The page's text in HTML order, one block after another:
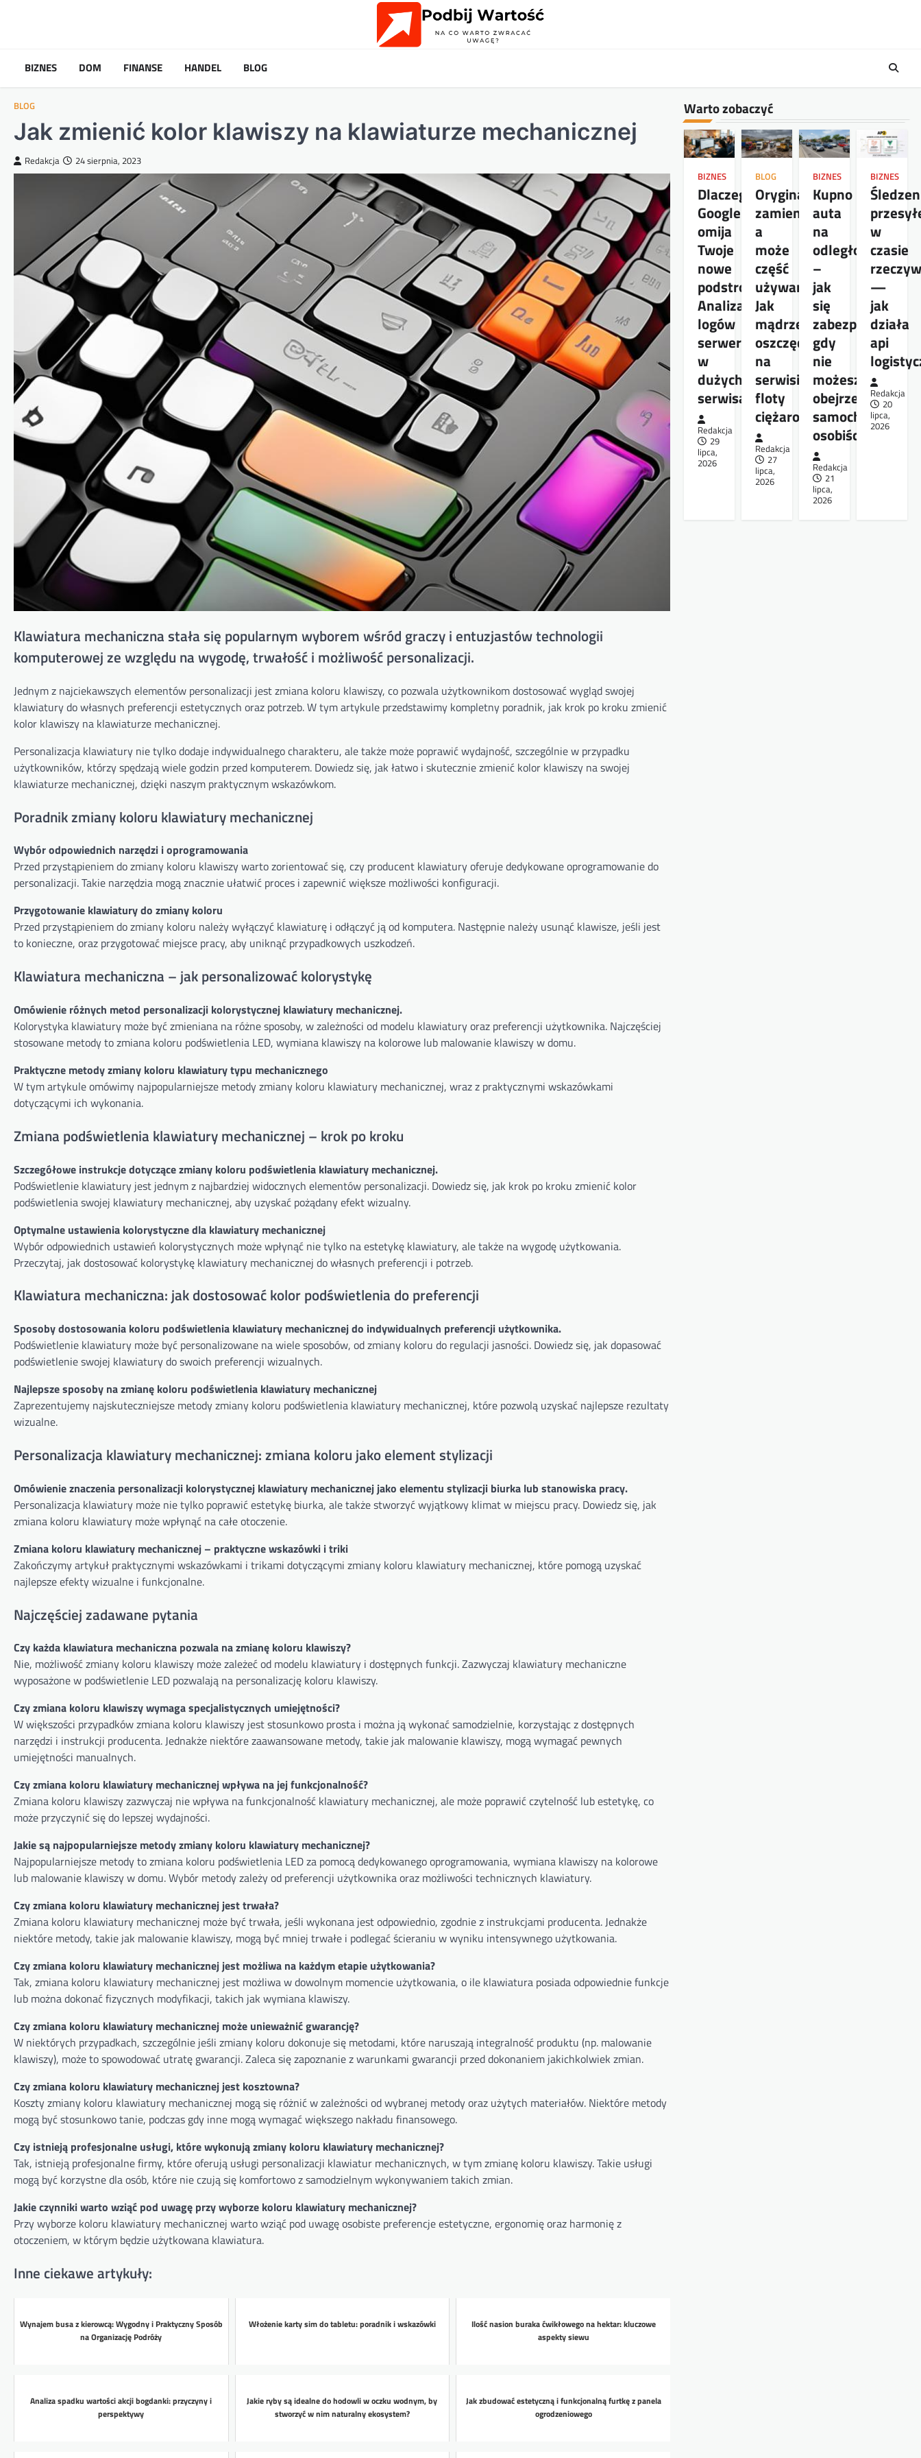
BIZNES DOM FINANSE HANDEL BLOG
BLOG
Jak zmienić kolor klawiszy na klawiaturze mechanicznej
Redakcja 24 sierpnia, 2023
Klawiatura mechaniczna stała się popularnym wyborem wśród graczy i entuzjastów technologii
komputerowej ze względu na wygodę, trwałość i możliwość personalizacji.
Jednym z najciekawszych elementów personalizacji jest zmiana koloru klawiszy, co pozwala użytkownikom dostosować wygląd swojej
klawiatury do własnych preferencji estetycznych oraz potrzeb. W tym artykule przedstawimy kompletny poradnik, jak krok po kroku zmienić
kolor klawiszy na klawiaturze mechanicznej.
Personalizacja klawiatury nie tylko dodaje indywidualnego charakteru, ale także może poprawić wydajność, szczególnie w przypadku
użytkowników, którzy spędzają wiele godzin przed komputerem. Dowiedz się, jak łatwo i skutecznie zmienić kolor klawiszy na swojej
klawiaturze mechanicznej, dzięki naszym praktycznym wskazówkom.
Poradnik zmiany koloru klawiatury mechanicznej
Wybór odpowiednich narzędzi i oprogramowania
Przed przystąpieniem do zmiany koloru klawiszy warto zorientować się, czy producent klawiatury oferuje dedykowane oprogramowanie do
personalizacji. Takie narzędzia mogą znacznie ułatwić proces i zapewnić większe możliwości konfiguracji.
Przygotowanie klawiatury do zmiany koloru
Przed przystąpieniem do zmiany koloru należy wyłączyć klawiaturę i odłączyć ją od komputera. Następnie należy usunąć klawisze, jeśli jest
to konieczne, oraz przygotować miejsce pracy, aby uniknąć przypadkowych uszkodzeń.
Klawiatura mechaniczna – jak personalizować kolorystykę
Omówienie różnych metod personalizacji kolorystycznej klawiatury mechanicznej.
Kolorystyka klawiatury może być zmieniana na różne sposoby, w zależności od modelu klawiatury oraz preferencji użytkownika. Najczęściej
stosowane metody to zmiana koloru podświetlenia LED, wymiana klawiszy na kolorowe lub malowanie klawiszy w domu.
Praktyczne metody zmiany koloru klawiatury typu mechanicznego
W tym artykule omówimy najpopularniejsze metody zmiany koloru klawiatury mechanicznej, wraz z praktycznymi wskazówkami
dotyczącymi ich wykonania.
Zmiana podświetlenia klawiatury mechanicznej – krok po kroku
Szczegółowe instrukcje dotyczące zmiany koloru podświetlenia klawiatury mechanicznej.
Podświetlenie klawiatury jest jednym z najbardziej widocznych elementów personalizacji. Dowiedz się, jak krok po kroku zmienić kolor
podświetlenia swojej klawiatury mechanicznej, aby uzyskać pożądany efekt wizualny.
Optymalne ustawienia kolorystyczne dla klawiatury mechanicznej
Wybór odpowiednich ustawień kolorystycznych może wpłynąć nie tylko na estetykę klawiatury, ale także na wygodę użytkowania.
Przeczytaj, jak dostosować kolorystykę klawiatury mechanicznej do własnych preferencji i potrzeb.
Klawiatura mechaniczna: jak dostosować kolor podświetlenia do preferencji
Sposoby dostosowania koloru podświetlenia klawiatury mechanicznej do indywidualnych preferencji użytkownika.
Podświetlenie klawiatury może być personalizowane na wiele sposobów, od zmiany koloru do regulacji jasności. Dowiedz się, jak dopasować
podświetlenie swojej klawiatury do swoich preferencji wizualnych.
Najlepsze sposoby na zmianę koloru podświetlenia klawiatury mechanicznej
Zaprezentujemy najskuteczniejsze metody zmiany koloru podświetlenia klawiatury mechanicznej, które pozwolą uzyskać najlepsze rezultaty
wizualne.
Personalizacja klawiatury mechanicznej: zmiana koloru jako element stylizacji
Omówienie znaczenia personalizacji kolorystycznej klawiatury mechanicznej jako elementu stylizacji biurka lub stanowiska pracy.
Personalizacja klawiatury może nie tylko poprawić estetykę biurka, ale także stworzyć wyjątkowy klimat w miejscu pracy. Dowiedz się, jak
zmiana koloru klawiatury może wpłynąć na całe otoczenie.
Zmiana koloru klawiatury mechanicznej – praktyczne wskazówki i triki
Zakończymy artykuł praktycznymi wskazówkami i trikami dotyczącymi zmiany koloru klawiatury mechanicznej, które pomogą uzyskać
najlepsze efekty wizualne i funkcjonalne.
Najczęściej zadawane pytania
Czy każda klawiatura mechaniczna pozwala na zmianę koloru klawiszy?
Nie, możliwość zmiany koloru klawiszy może zależeć od modelu klawiatury i dostępnych funkcji. Zazwyczaj klawiatury mechaniczne
wyposażone w podświetlenie LED pozwalają na personalizację koloru klawiszy.
Czy zmiana koloru klawiszy wymaga specjalistycznych umiejętności?
W większości przypadków zmiana koloru klawiszy jest stosunkowo prosta i można ją wykonać samodzielnie, korzystając z dostępnych
narzędzi i instrukcji producenta. Jednakże niektóre zaawansowane metody, takie jak malowanie klawiszy, mogą wymagać pewnych
umiejętności manualnych.
Czy zmiana koloru klawiatury mechanicznej wpływa na jej funkcjonalność?
Zmiana koloru klawiszy zazwyczaj nie wpływa na funkcjonalność klawiatury mechanicznej, ale może poprawić czytelność lub estetykę, co
może przyczynić się do lepszej wydajności.
Jakie są najpopularniejsze metody zmiany koloru klawiatury mechanicznej?
Najpopularniejsze metody to zmiana koloru podświetlenia LED za pomocą dedykowanego oprogramowania, wymiana klawiszy na kolorowe
lub malowanie klawiszy w domu. Wybór metody zależy od preferencji użytkownika oraz możliwości technicznych klawiatury.
Czy zmiana koloru klawiatury mechanicznej jest trwała?
Zmiana koloru klawiatury mechanicznej może być trwała, jeśli wykonana jest odpowiednio, zgodnie z instrukcjami producenta. Jednakże
niektóre metody, takie jak malowanie klawiszy, mogą być mniej trwałe i podlegać ścieraniu w wyniku intensywnego użytkowania.
Czy zmiana koloru klawiatury mechanicznej jest możliwa na każdym etapie użytkowania?
Tak, zmiana koloru klawiatury mechanicznej jest możliwa w dowolnym momencie użytkowania, o ile klawiatura posiada odpowiednie funkcje
lub można dokonać fizycznych modyfikacji, takich jak wymiana klawiszy.
Czy zmiana koloru klawiatury mechanicznej może unieważnić gwarancję?
W niektórych przypadkach, szczególnie jeśli zmiany koloru dokonuje się metodami, które naruszają integralność produktu (np. malowanie
klawiszy), może to spowodować utratę gwarancji. Zaleca się zapoznanie z warunkami gwarancji przed dokonaniem jakichkolwiek zmian.
Czy zmiana koloru klawiatury mechanicznej jest kosztowna?
Koszty zmiany koloru klawiatury mechanicznej mogą się różnić w zależności od wybranej metody oraz użytych materiałów. Niektóre metody
mogą być stosunkowo tanie, podczas gdy inne mogą wymagać większego nakładu finansowego.
Czy istnieją profesjonalne usługi, które wykonują zmiany koloru klawiatury mechanicznej?
Tak, istnieją profesjonalne firmy, które oferują usługi personalizacji klawiatur mechanicznych, w tym zmianę koloru klawiszy. Takie usługi
mogą być korzystne dla osób, które nie czują się komfortowo z samodzielnym wykonywaniem takich zmian.
Jakie czynniki warto wziąć pod uwagę przy wyborze koloru klawiatury mechanicznej?
Przy wyborze koloru klawiatury mechanicznej warto wziąć pod uwagę osobiste preferencje estetyczne, ergonomię oraz harmonię z
otoczeniem, w którym będzie użytkowana klawiatura.
Inne ciekawe artykuły:
Wynajem busa z kierowcą: Wygodny i Praktyczny Sposób
na Organizację Podróży
Włożenie karty sim do tabletu: poradnik i wskazówki
Ilość nasion buraka ćwikłowego na hektar: kluczowe
aspekty siewu
Analiza spadku wartości akcji bogdanki: przyczyny i
perspektywy
Jakie ryby są idealne do hodowli w oczku wodnym, by
stworzyć w nim naturalny ekosystem?
Jak zbudować estetyczną i funkcjonalną furtkę z panela
ogrodzeniowego
Warto zobaczyć
BIZNES
Dlaczego
Google
omija
Twoje
nowe
podstrony?
Analiza
logów
serwera
w
dużych
serwisach
Redakcja
29
lipca,
2026
BLOG
Oryginał,
zamiennik,
a
może
część
używana?
Jak
mądrze
oszczędzać
na
serwisie
floty
ciężarowej
Redakcja
27
lipca,
2026
BIZNES
Kupno
auta
na
odległość
–
jak
się
zabezpieczyć,
gdy
nie
możesz
obejrzeć
samochodu
osobiście
Redakcja
21
lipca,
2026
BIZNES
w
czasie
—
jak
działa
api
Redakcja
20
lipca,
2026